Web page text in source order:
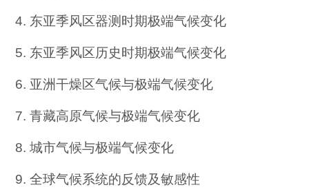
4. 东亚季风区器测时期极端气候变化
5. 东亚季风区历史时期极端气候变化
6. 亚洲干燥区气候与极端气候变化
7. 青藏高原气候与极端气候变化
8. 城市气候与极端气候变化
9. 全球气候系统的反馈及敏感性